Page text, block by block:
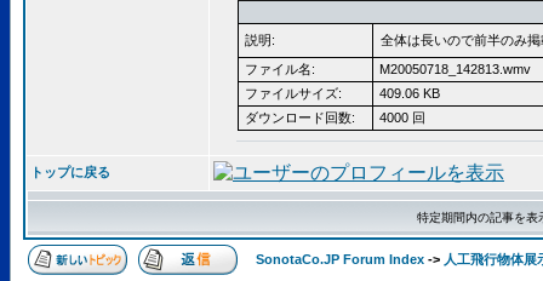
説明:
全体は長いので前半のみ
ファイル名:
M20050718_142813.wmv
ファイルサイズ:
409.06 KB
ダウンロード回数:
4000 回
トップに戻る
特定期間内の記事を
SonotaCo.JP Forum Index -> 人工飛行物体展